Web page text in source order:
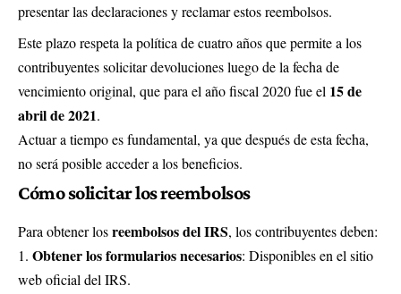
presentar las declaraciones y reclamar estos reembolsos.
Este plazo respeta la política de cuatro años que permite a los
contribuyentes solicitar devoluciones luego de la fecha de
vencimiento original, que para el año fiscal 2020 fue el 15 de
abril de 2021.
Actuar a tiempo es fundamental, ya que después de esta fecha,
no será posible acceder a los beneficios.
Cómo solicitar los reembolsos
Para obtener losreembolsos del IRS, los contribuyentes deben:
Obtener los formularios necesarios: Disponibles en el sitio
web oficial del IRS.